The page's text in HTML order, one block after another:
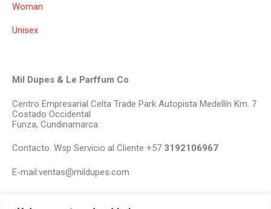
Woman
Unisex
Mil Dupes & Le Parffum Co
Centro Empresarial Celta Trade Park Autopista Medellín Km. 7
Costado Occidental
Funza, Cundinamarca
Contacto. Wsp Servicio al Cliente +57 3192106967
E-mail:ventas@mildupes.com